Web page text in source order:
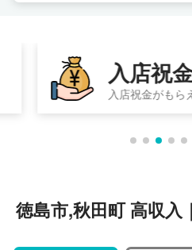
即日体
その日に体験入
徳島市,秋田町 高収入